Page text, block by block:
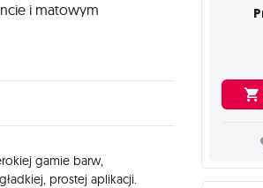
i matowym
gamie barw,
prostej aplikacji.